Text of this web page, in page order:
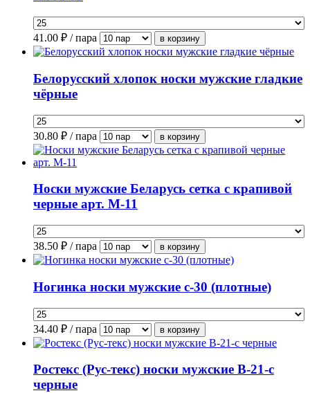
41.00 ₽ / пара
Белорусский хлопок носки мужские гладкие
чёрные
30.80 ₽ / пара
Носки мужские Беларусь сетка с крапивой
черные арт. М-11
38.50 ₽ / пара
Ногинка носки мужские с-30 (плотные)
34.40 ₽ / пара
Ростекс (Рус-текс) носки мужские В-21-с
черные